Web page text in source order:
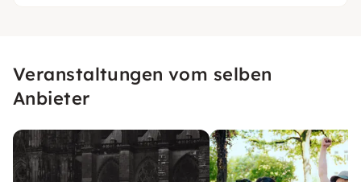
Veranstaltungen vom selben
Anbieter